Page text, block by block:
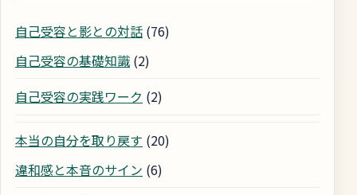
自己受容と影との対話 (76)
自己受容の基礎知識 (2)
自己受容の実践ワーク (2)
本当の自分を取り戻す (20)
違和感と本音のサイン (6)